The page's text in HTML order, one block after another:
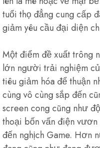
tuổi thọ đẳng cung cấp
giảm yêu cầu đại diện
Một điểm đề xuất trông
lớn người trải nghiệm
tiêu giảm hóa để thuận
cùng vô cùng sắp đến
screen cong cũng như
thoại bốn vấn điện
đến nghịch Game. Hơn